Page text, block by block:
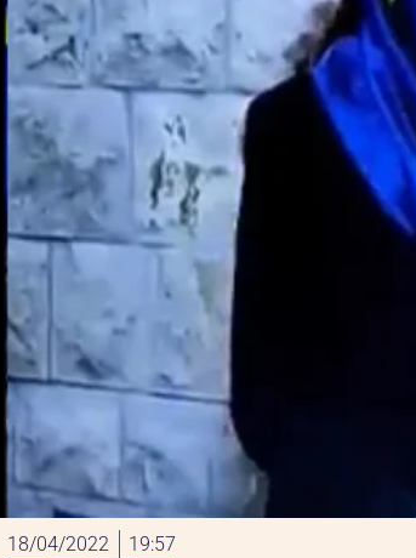
18/04/2022 19:57